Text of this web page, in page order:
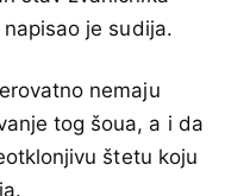
je sudija.
nemaju
tog šoua, a i da
štetu koju